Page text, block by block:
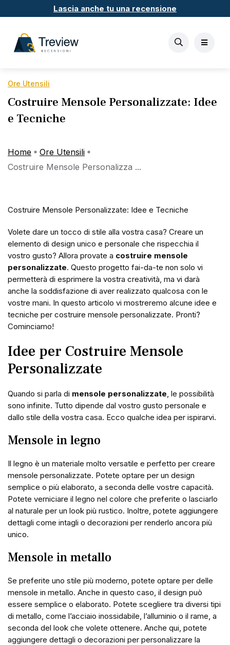
Lascia anche tu una recensione
Ore Utensili
Costruire Mensole Personalizzate: Idee
e Tecniche
Home
Ore Utensili
Costruire Mensole Personalizza ...
Costruire Mensole Personalizzate: Idee e Tecniche
Volete dare un tocco di stile alla vostra casa? Creare un
elemento di design unico e personale che rispecchia il
vostro gusto? Allora provate a costruire mensole
personalizzate. Questo progetto fai-da-te non solo vi
permetterà di esprimere la vostra creatività, ma vi darà
anche la soddisfazione di aver realizzato qualcosa con le
vostre mani. In questo articolo vi mostreremo alcune idee e
tecniche per costruire mensole personalizzate. Pronti?
Cominciamo!
Idee per Costruire Mensole
Personalizzate
Quando si parla di mensole personalizzate, le possibilità
sono infinite. Tutto dipende dal vostro gusto personale e
dallo stile della vostra casa. Ecco qualche idea per ispirarvi.
Mensole in legno
Il legno è un materiale molto versatile e perfetto per creare
mensole personalizzate. Potete optare per un design
semplice o più elaborato, a seconda delle vostre capacità.
Potete verniciare il legno nel colore che preferite o lasciarlo
al naturale per un look più rustico. Inoltre, potete aggiungere
dettagli come intagli o decorazioni per renderlo ancora più
unico.
Mensole in metallo
Se preferite uno stile più moderno, potete optare per delle
mensole in metallo. Anche in questo caso, il design può
essere semplice o elaborato. Potete scegliere tra diversi tipi
di metallo, come l’acciaio inossidabile, l’alluminio o il rame, a
seconda del look che volete ottenere. Anche qui, potete
aggiungere dettagli o decorazioni per personalizzare la